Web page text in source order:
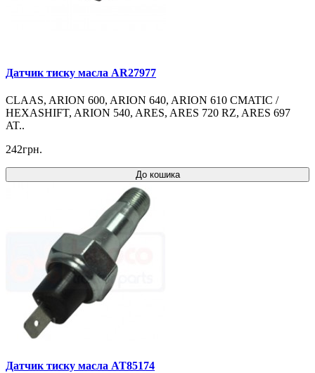
Датчик тиску масла AR27977
CLAAS, ARION 600, ARION 640, ARION 610 CMATIC /
HEXASHIFT, ARION 540, ARES, ARES 720 RZ, ARES 697
AT..
242грн.
До кошика
Датчик тиску масла AT85174